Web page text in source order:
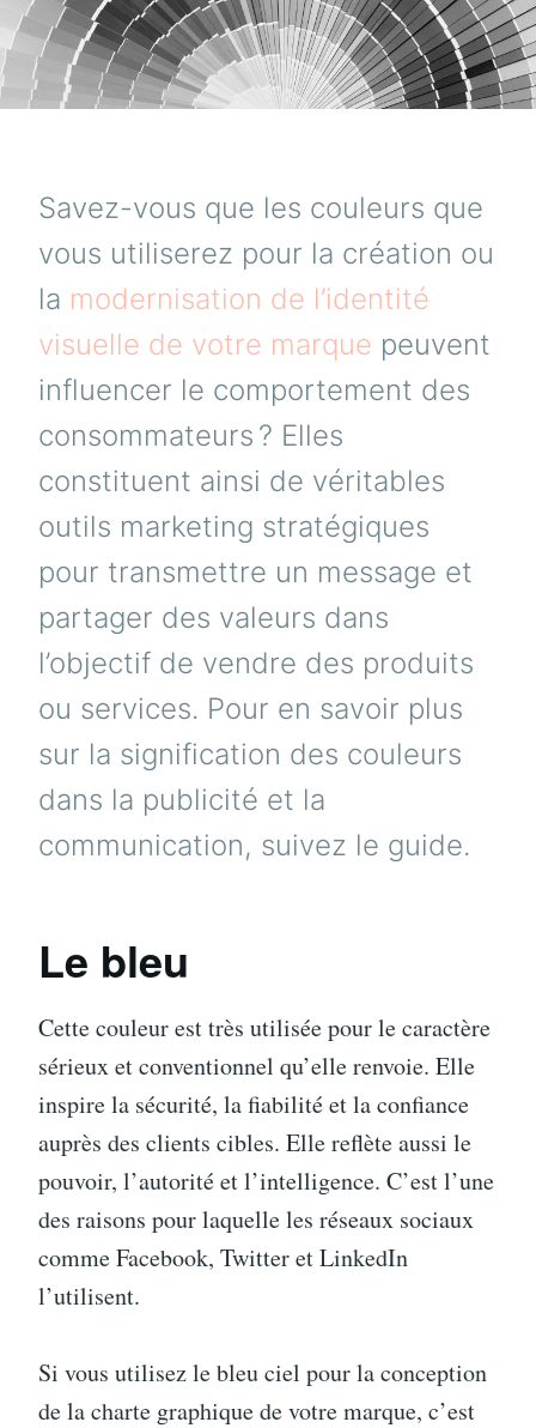
Savez-vous que les couleurs que
vous utiliserez pour la création ou
la modernisation de l’identité
visuelle de votre marque peuvent
influencer le comportement des
consommateurs ? Elles
constituent ainsi de véritables
outils marketing stratégiques
pour transmettre un message et
partager des valeurs dans
l’objectif de vendre des produits
ou services. Pour en savoir plus
sur la signification des couleurs
dans la publicité et la
communication, suivez le guide.
Le bleu
Cette couleur est très utilisée pour le caractère
sérieux et conventionnel qu’elle renvoie. Elle
inspire la sécurité, la fiabilité et la confiance
auprès des clients cibles. Elle reflète aussi le
pouvoir, l’autorité et l’intelligence. C’est l’une
des raisons pour laquelle les réseaux sociaux
comme Facebook, Twitter et LinkedIn
l’utilisent.
Si vous utilisez le bleu ciel pour la conception
de la charte graphique de votre marque, c’est